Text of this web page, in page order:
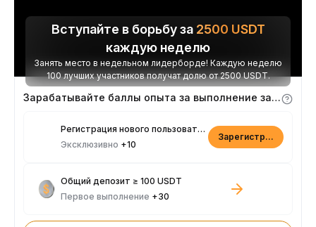
Вступайте в борьбу за 2500 USDT
каждую неделю
Занять место в недельном лидерборде! Каждую неделю
100 лучших участников получат долю от 2500 USDT.
Зарабатывайте баллы опыта за выполнение заданий
Регистрация нового пользователя
Эксклюзивно +10
Зарегистрироваться
Общий депозит ≥ 100 USDT
Первое выполнение +30